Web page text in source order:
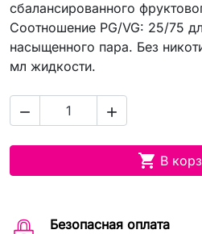
сбалансированного
Соотношение PG/VG: 25/75
насыщенного пара. Без
мл жидкости.
 
 В
Безопасная оплата